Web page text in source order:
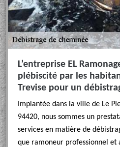
L’entreprise EL
plébiscité par les
Trevise pour un
Implantée dans la ville de Le
94420, nous sommes un
services en matière de
que ramoneur professionnel et